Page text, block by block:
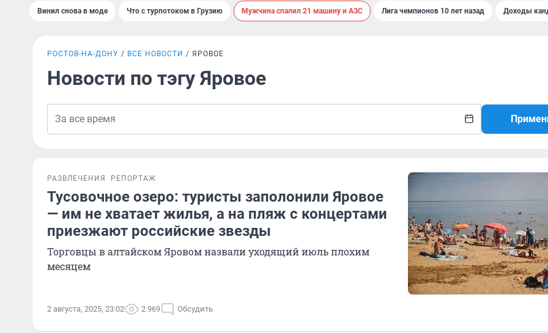
Винил снова в моде Что с турпотоком в Грузию Мужчина спалил 21 машину и АЗС Лига чемпионов 10 лет назад Доходы
РОСТОВ-НА-ДОНУ ВСЕ НОВОСТИ ЯРОВОЕ
Новости по тэгу Яровое
РАЗВЛЕЧЕНИЯ РЕПОРТАЖ
Тусовочное озеро: туристы заполонили Яровое
— им не хватает жилья, а на пляж с концертами
приезжают российские звезды
Торговцы в алтайском Яровом назвали уходящий июль плохим
месяцем
2 августа, 2025, 23:02 2 969 Обсудить